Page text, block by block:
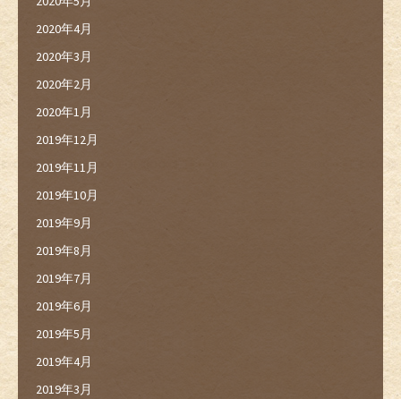
2020年4月
2020年3月
2020年2月
2020年1月
2019年12月
2019年11月
2019年10月
2019年9月
2019年8月
2019年7月
2019年6月
2019年5月
2019年4月
2019年3月